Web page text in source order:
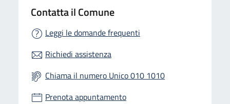
Contatta il Comune
Leggi le domande frequenti
Richiedi assistenza
Chiama il numero Unico 010 1010
Prenota appuntamento